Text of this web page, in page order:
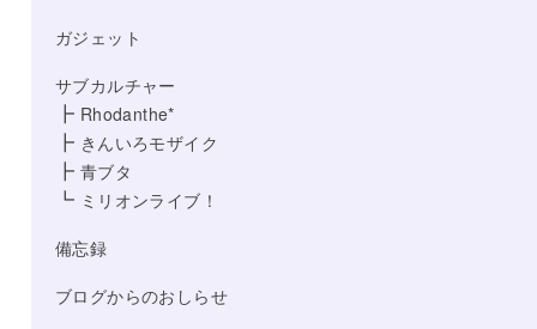
ガジェット
サブカルチャー
┣ Rhodanthe*
┣ きんいろモザイク
┣ 青ブタ
┗ ミリオンライブ！
備忘録
ブログからのおしらせ